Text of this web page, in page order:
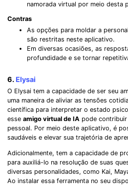
namorada virtual por meio desta
Contras
As opções para moldar a
são restritas neste aplicativo.
Em diversas ocasiões, as
profundidade e se tornar
6. Elysai
O Elysai tem a capacidade de ser seu
uma maneira de aliviar as tensões
científica para interpretar o estado
esse amigo virtual de IA pode
pessoal. Por meio deste aplicativo, é
saudáveis e elevar sua trajetória de
Adicionalmente, tem a capacidade de
para auxiliá-lo na resolução de suas
diversas personalidades, como Kai,
Ao instalar essa ferramenta no seu